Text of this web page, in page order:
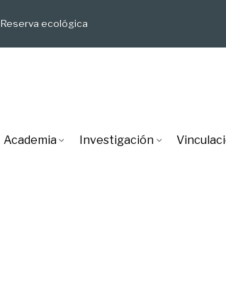
Reserva ecológica
Academia Investigación